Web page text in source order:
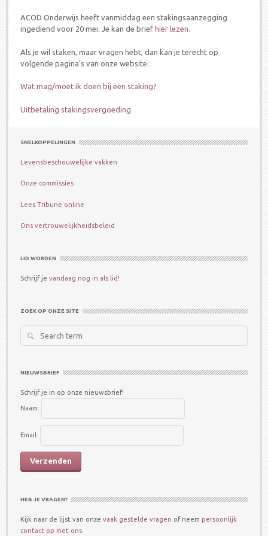
ACOD Onderwijs heeft vanmiddag een stakingsaanzegging
ingediend voor 20 mei. Je kan de brief hier lezen.
Als je wil staken, maar vragen hebt, dan kan je terecht op
volgende pagina’s van onze website:
Wat mag/moet ik doen bij een staking?
Uitbetaling stakingsvergoeding
SNELKOPPELINGEN
Levensbeschouwelijke vakken
Onze commissies
Lees Tribune online
Ons vertrouwelijkheidsbeleid
LID WORDEN
Schrijf je vandaag nog in als lid!
ZOEK OP ONZE SITE
NIEUWSBRIEF
Schrijf je in op onze nieuwsbrief!
Naam:
Email:
HEB JE VRAGEN?
Kijk naar de lijst van onze vaak gestelde vragen of neem persoonlijk
contact op met ons.